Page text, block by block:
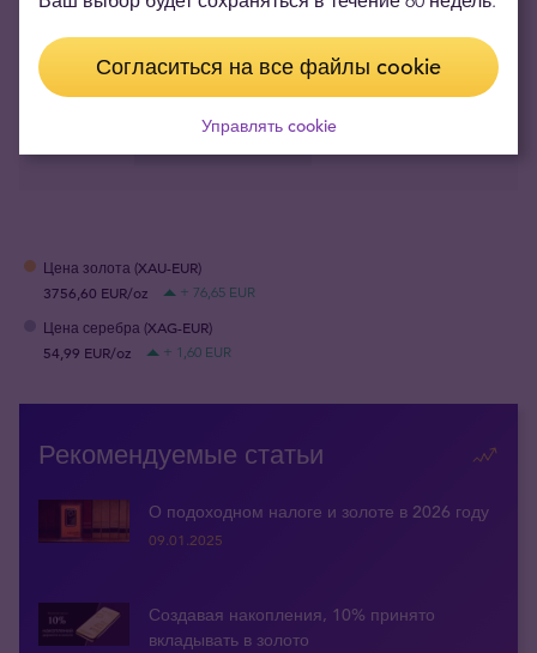
SHARE
Цена золота (XAU-EUR)
3756,60 EUR/oz
+ 76,65 EUR
Цена серебра (XAG-EUR)
54,99 EUR/oz
+ 1,60 EUR
Рекомендуемые статьи
О подоходном налоге и золоте в 2026 году
09.01.2025
Создавая накопления, 10% принято
вкладывать в золото
Согласиться на все файлы cookie
Управлять cookie